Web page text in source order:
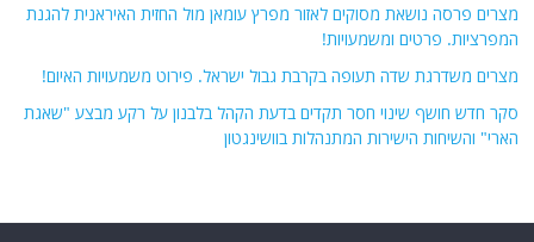
מצרים פרסה נושאת מסוקים לאזור מפרץ עומאן מול החזית האיראנית להגנת
המפרציות. פרטים ומשמעויות!
מצרים משדרגת שדה תעופה בקרבת גבול ישראל. פירוט משמעויות האיום!
סקר חדש חושף שינוי חסר תקדים בדעת הקהל בלבנון על רקע מבצע "שאגת
הארי" והשיחות הישירות המתנהלות בוושינגטון